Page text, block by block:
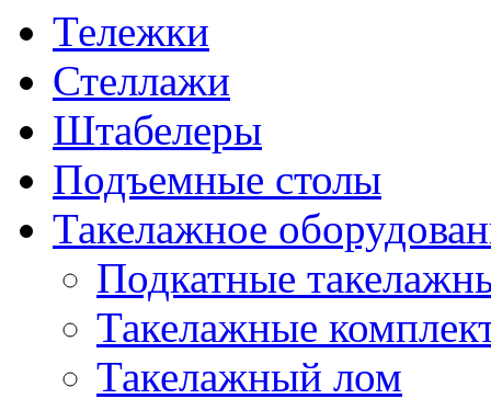
Тележки
Стеллажи
Штабелеры
Подъемные столы
Такелажное
Подкатные
Такелажные
Такелажный лом